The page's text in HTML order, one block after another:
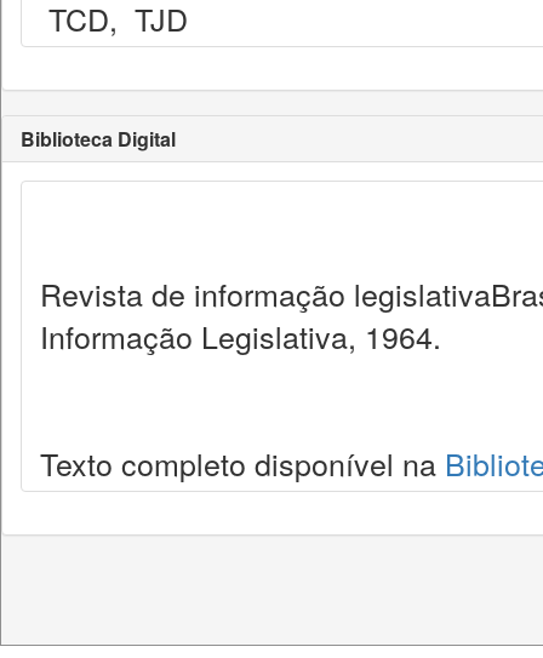
TCD, TJD
Biblioteca Digital
Revista de informação
Informação Legislativa, 1964.
Texto completo disponível na